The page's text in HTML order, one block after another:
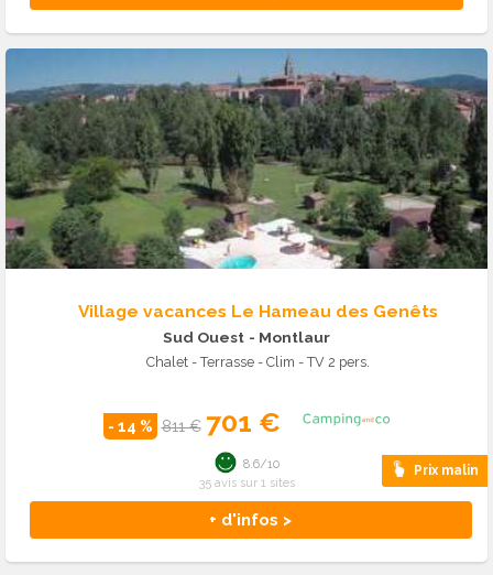
Village vacances Le Hameau des Genêts
Sud Ouest - Montlaur
Chalet - Terrasse - Clim - TV 2 pers.
- 14 % 811 € 701 €
Prix malin
+ d'infos >
8.6/10
35 avis sur 1 sites